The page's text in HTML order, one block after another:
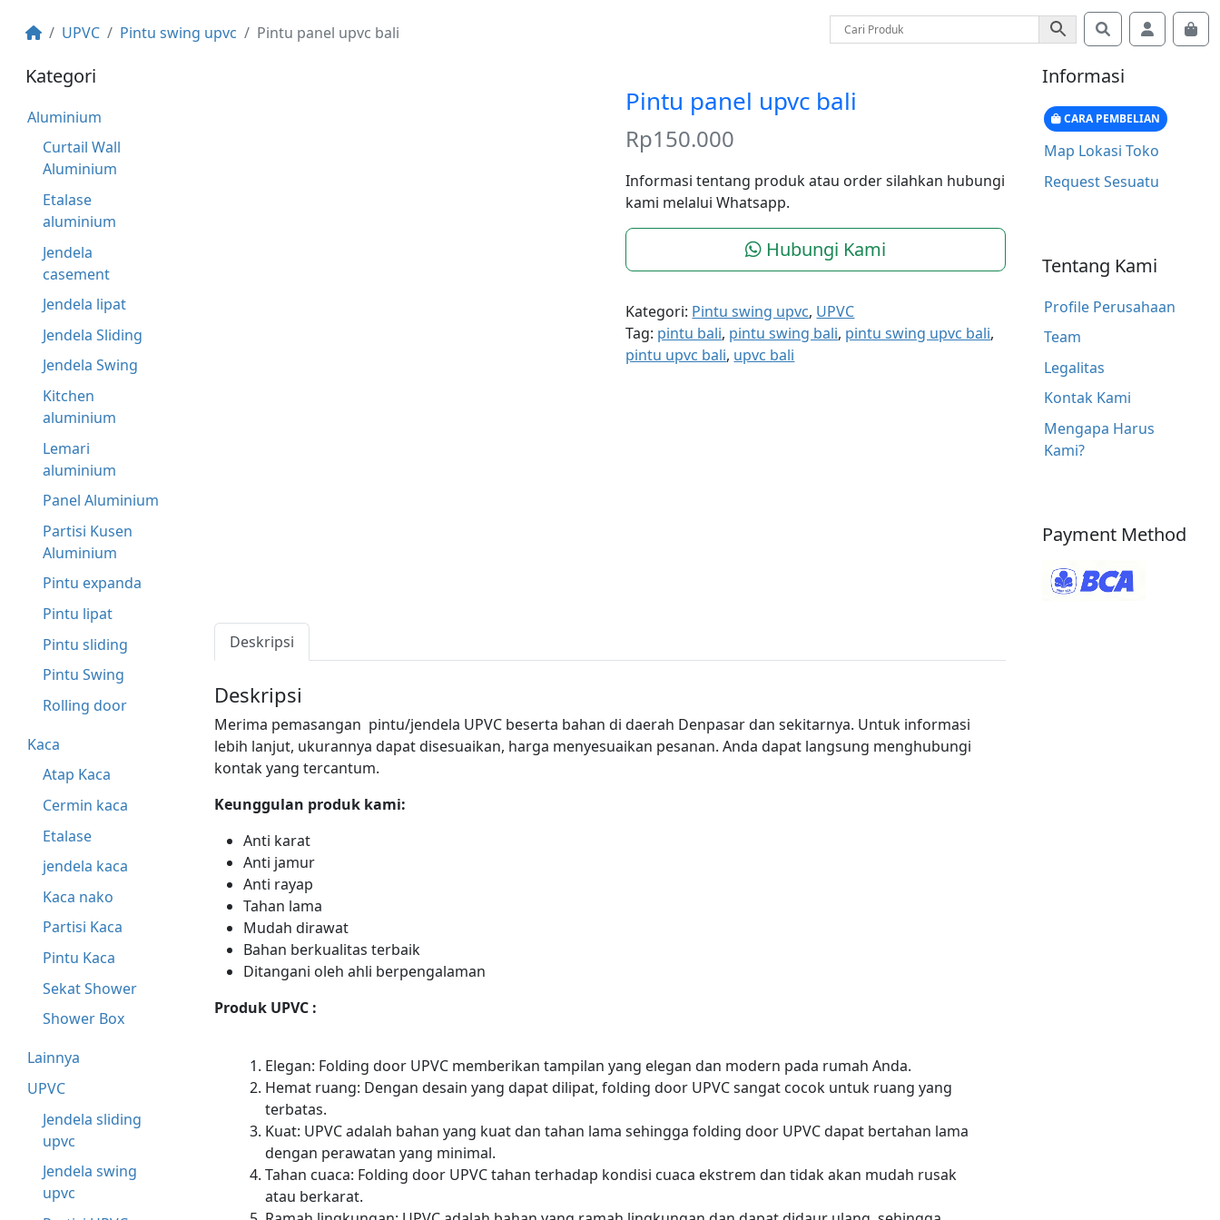
UPVC Pintu swing upvc Pintu panel upvc bali SearchAccount
Kategori
Aluminium
Curtail Wall
Aluminium
Etalase
aluminium
Jendela
casement
Jendela lipat
Jendela Sliding
Jendela Swing
Kitchen
aluminium
Lemari
aluminium
Panel Aluminium
Partisi Kusen
Aluminium
Pintu expanda
Pintu lipat
Pintu sliding
Pintu Swing
Rolling door
Kaca
Atap Kaca
Cermin kaca
Etalase
jendela kaca
Kaca nako
Partisi Kaca
Pintu Kaca
Sekat Shower
Shower Box
Lainnya
UPVC
Jendela sliding
upvc
Jendela swing
upvc
Pintu panel upvc bali
Rp150.000
Informasi tentang produk atau order silahkan hubungi
kami melalui Whatsapp.
Hubungi Kami
Kategori: Pintu swing upvc, UPVC
Tag: pintu bali, pintu swing bali, pintu swing upvc bali,
pintu upvc bali, upvc bali
Deskripsi
Deskripsi
Merima pemasangan pintu/jendela UPVC beserta bahan di daerah Denpasar dan sekitarnya. Untuk informasi
lebih lanjut, ukurannya dapat disesuaikan, harga menyesuaikan pesanan. Anda dapat langsung menghubungi
kontak yang tercantum.
Keunggulan produk kami:
Anti karat
Anti jamur
Anti rayap
Tahan lama
Mudah dirawat
Bahan berkualitas terbaik
Ditangani oleh ahli berpengalaman
Produk UPVC :
Elegan: Folding door UPVC memberikan tampilan yang elegan dan modern pada rumah Anda.
Hemat ruang: Dengan desain yang dapat dilipat, folding door UPVC sangat cocok untuk ruang yang
terbatas.
Kuat: UPVC adalah bahan yang kuat dan tahan lama sehingga folding door UPVC dapat bertahan lama
dengan perawatan yang minimal.
Tahan cuaca: Folding door UPVC tahan terhadap kondisi cuaca ekstrem dan tidak akan mudah rusak
atau berkarat.
Informasi
CARA PEMBELIAN
Map Lokasi Toko
Request Sesuatu
Tentang Kami
Profile Perusahaan
Team
Legalitas
Kontak Kami
Mengapa Harus
Kami?
Payment Method